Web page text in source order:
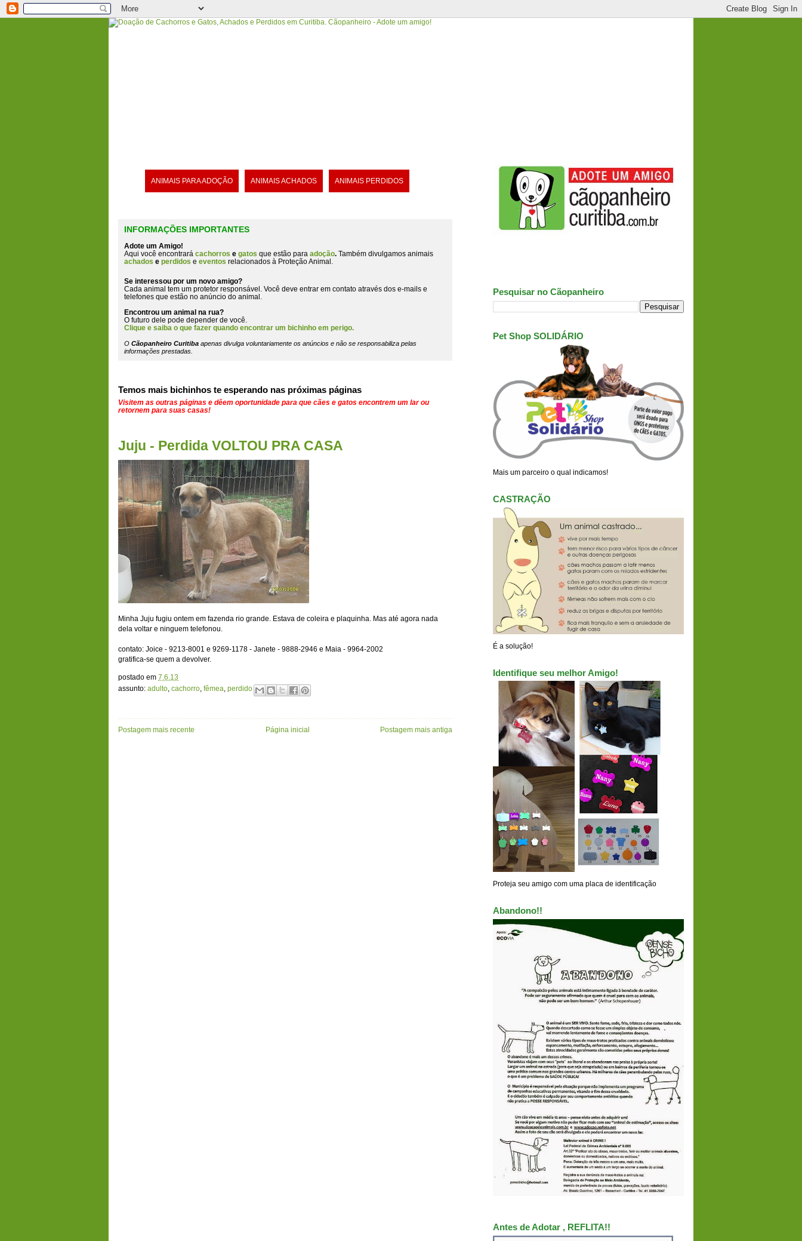
ANIMAIS PARA ADOÇÃO ANIMAIS ACHADOS ANIMAIS PERDIDOS
INFORMAÇÕES IMPORTANTES
Adote um Amigo!
Aqui você encontrará cachorros e gatos que estão para adoção. Também divulgamos animais
achados e perdidos e eventos relacionados à Proteção Animal.
Se interessou por um novo amigo?
Cada animal tem um protetor responsável. Você deve entrar em contato através dos e-mails e
telefones que estão no anúncio do animal
Encontrou um animal na rua?
O futuro dele pode depender de você.
Clique e saiba o que fazer quando encontrar um bichinho em perigo.
O Cãopanheiro Curitiba apenas divulga voluntariamente os anúncios e não se responsabiliza pelas
informações prestadas.
Temos mais bichinhos te esperando nas próximas páginas
Visitem as outras páginas e dêem oportunidade para que cães e gatos encontrem um lar ou
retornem para suas casas!
Juju - Perdida VOLTOU PRA CASA
Minha Juju fugiu ontem em fazenda rio grande. Estava de coleira e plaquinha. Mas até agora nada
dela voltar e ninguem telefonou.
contato: Joice - 9213-8001 e 9269-1178 - Janete - 9888-2946 e Maia - 9964-2002
gratifica-se quem a devolver.
postado em 7.6.13
assunto: adulto cachorro fêmea perdido
Postagem mais recente Postagem mais antiga
Página inicial
Pesquisar no Cãopanheiro
Pet Shop SOLIDÁRIO
Mais um parceiro o qual indicamos!
CASTRAÇÃO
É a solução!
Identifique seu melhor Amigo!
Proteja seu amigo com uma placa de identificação
Abandono!!
Antes de Adotar , REFLITA!!